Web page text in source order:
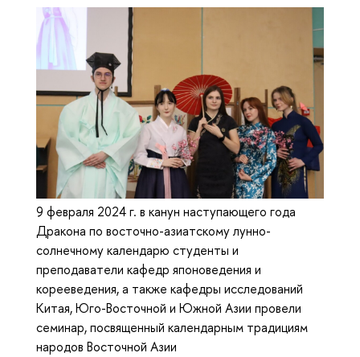
9 февраля 2024 г. в канун наступающего года
Дракона по восточно-азиатскому лунно-
солнечному календарю студенты и
преподаватели кафедр японоведения и
корееведения, а также кафедры исследований
Китая, Юго-Восточной и Южной Азии провели
семинар, посвященный календарным традициям
народов Восточной Азии